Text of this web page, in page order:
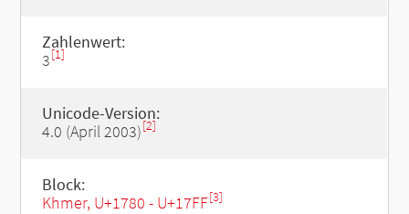
Zahlenwert:
3[1]
Unicode-Version:
4.0 (April 2003)[2]
Block:
Khmer, U+1780 - U+17FF[3]